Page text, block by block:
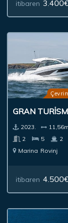
itibaren
GRAN
2023.
2
5
2
Marina Rovinj
itibaren